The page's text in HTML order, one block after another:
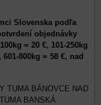
Slovenska podľa
objednávky
= 20 €, 101-250kg
800kg = 58 €, nad
TUMA BÁNOVCE NAD
BANSKÁ